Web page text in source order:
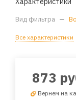
Вид фильтра —
Все характеристики
873
Вернем на